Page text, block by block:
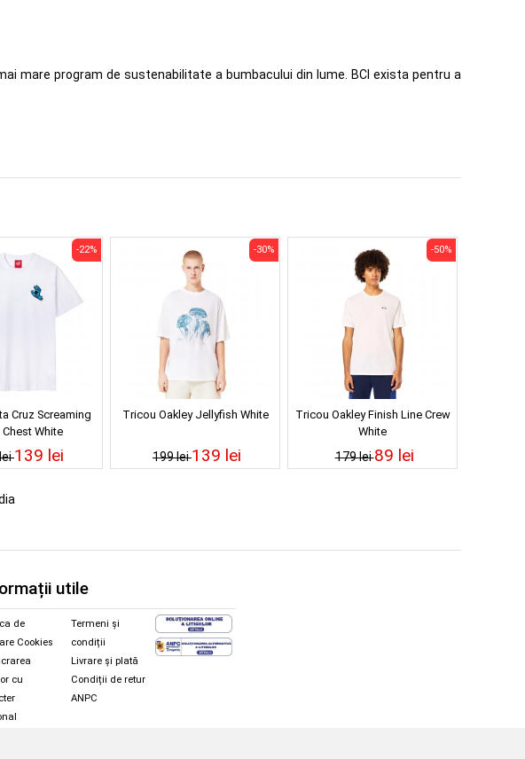
mare program de sustenabilitate a bumbacului din lume. BCI exista pentru a
Cruz Screaming
White
-22%
139 lei
Tricou Oakley Jellyfish White
199 lei
-30%
139 lei
Tricou Oakley Finish Line Crew
White
179 lei
-50%
89 lei
utile
de
Cookies
cu
Termeni și
condiții
Livrare și plată
Condiții de retur
ANPC